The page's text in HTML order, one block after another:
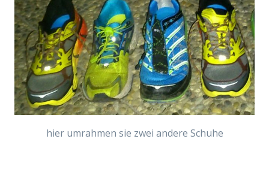
hier umrahmen sie zwei andere Schuhe